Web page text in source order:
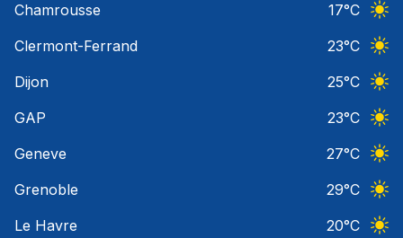
Chamrousse
17°C
Clermont-Ferrand
23°C
Dijon
25°C
GAP
23°C
Geneve
27°C
Grenoble
29°C
Le Havre
20°C